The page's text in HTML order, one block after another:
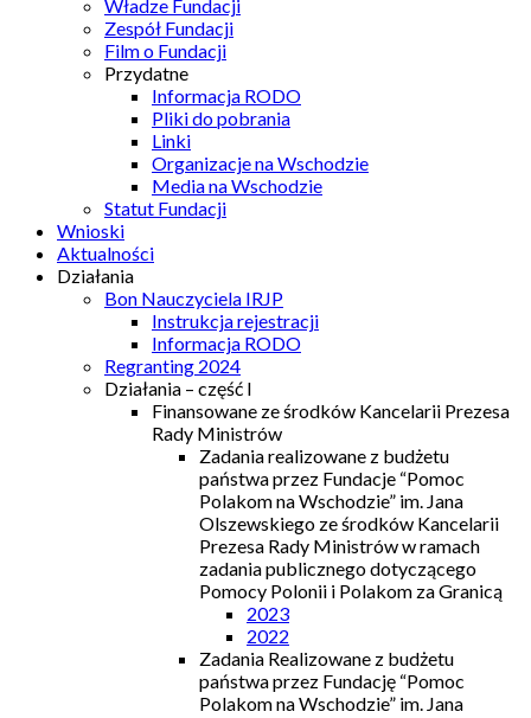
Władze Fundacji
Zespół Fundacji
Film o Fundacji
Przydatne
Informacja RODO
Pliki do pobrania
Linki
Organizacje na Wschodzie
Media na Wschodzie
Statut Fundacji
Wnioski
Aktualności
Działania
Bon Nauczyciela IRJP
Instrukcja rejestracji
Informacja RODO
Regranting 2024
Działania – część I
Finansowane ze środków Kancelarii Prezesa
Rady Ministrów
Zadania realizowane z budżetu
państwa przez Fundacje “Pomoc
Polakom na Wschodzie” im. Jana
Olszewskiego ze środków Kancelarii
Prezesa Rady Ministrów w ramach
zadania publicznego dotyczącego
Pomocy Polonii i Polakom za Granicą
2023
2022
Zadania Realizowane z budżetu
państwa przez Fundację “Pomoc
Polakom na Wschodzie” im. Jana